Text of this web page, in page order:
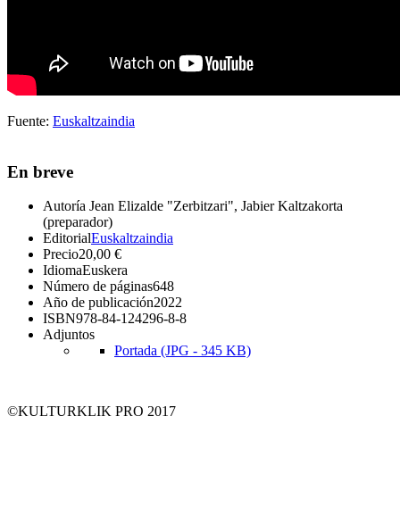
Fuente: Euskaltzaindia
En breve
Autoría Jean Elizalde "Zerbitzari", Jabier Kaltzakorta
(preparador)
EditorialEuskaltzaindia
Precio20,00 €
IdiomaEuskera
Número de páginas648
Año de publicación2022
ISBN978-84-124296-8-8
Adjuntos
Portada (JPG - 345 KB)
©KULTURKLIK PRO 2017